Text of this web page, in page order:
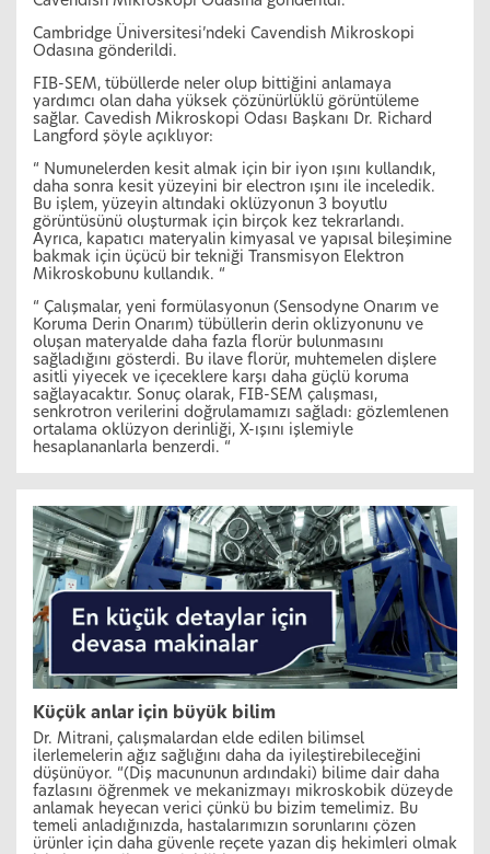
Cambridge Üniversitesi’ndeki Cavendish Mikroskopi
Odasına gönderildi.
FIB-SEM, tübüllerde neler olup bittiğini anlamaya
yardımcı olan daha yüksek çözünürlüklü görüntüleme
sağlar. Cavedish Mikroskopi Odası Başkanı Dr. Richard
Langford şöyle açıklıyor:
“ Numunelerden kesit almak için bir iyon ışını kullandık,
daha sonra kesit yüzeyini bir electron ışını ile inceledik.
Bu işlem, yüzeyin altındaki oklüzyonun 3 boyutlu
görüntüsünü oluşturmak için birçok kez tekrarlandı.
Ayrıca, kapatıcı materyalin kimyasal ve yapısal bileşimine
bakmak için üçücü bir tekniği Transmisyon Elektron
Mikroskobunu kullandık. “
“ Çalışmalar, yeni formülasyonun (Sensodyne Onarım ve
Koruma Derin Onarım) tübüllerin derin oklizyonunu ve
oluşan materyalde daha fazla florür bulunmasını
sağladığını gösterdi. Bu ilave florür, muhtemelen dişlere
asitli yiyecek ve içeceklere karşı daha güçlü koruma
sağlayacaktır. Sonuç olarak, FIB-SEM çalışması,
senkrotron verilerini doğrulamamızı sağladı: gözlemlenen
ortalama oklüzyon derinliği, X-ışını işlemiyle
hesaplananlarla benzerdi. “
Küçük anlar için büyük bilim
Dr. Mitrani, çalışmalardan elde edilen bilimsel
ilerlemelerin ağız sağlığını daha da iyileştirebileceğini
düşünüyor. “(Diş macununun ardındaki) bilime dair daha
fazlasını öğrenmek ve mekanizmayı mikroskobik düzeyde
anlamak heyecan verici çünkü bu bizim temelimiz. Bu
temeli anladığınızda, hastalarımızın sorunlarını çözen
ürünler için daha güvenle reçete yazan diş hekimleri olmak